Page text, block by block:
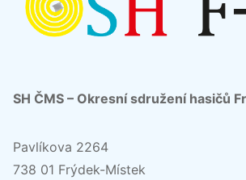
SH ČMS – Okresní sdružení hasičů
Pavlíkova 2264
738 01 Frýdek-Místek